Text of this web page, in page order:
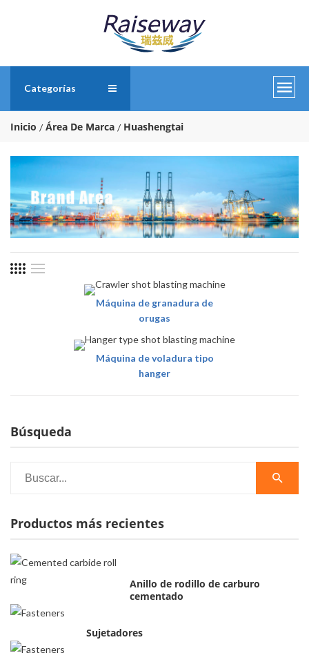
Categorías
Inicio Área De Marca Huashengtai
Búsqueda
Productos más recientes
Anillo de rodillo de carburo
cementado
Sujetadores
Máquina de granadura de
orugas
Máquina de voladura tipo
hanger